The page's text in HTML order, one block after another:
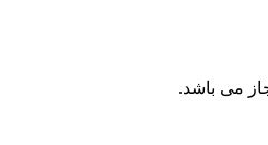
می باشد.